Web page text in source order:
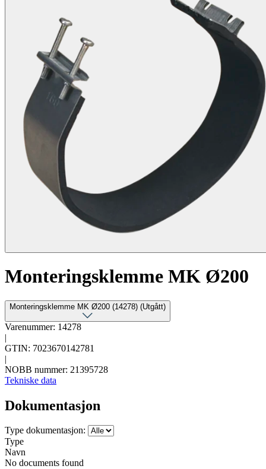
Monteringsklemme MK Ø200
Monteringsklemme MK Ø200 (14278) (Utgått)
Varenummer: 14278
|
GTIN: 7023670142781
|
NOBB nummer: 21395728
Tekniske data
Dokumentasjon
Type dokumentasjon:
Type
Navn
No documents found